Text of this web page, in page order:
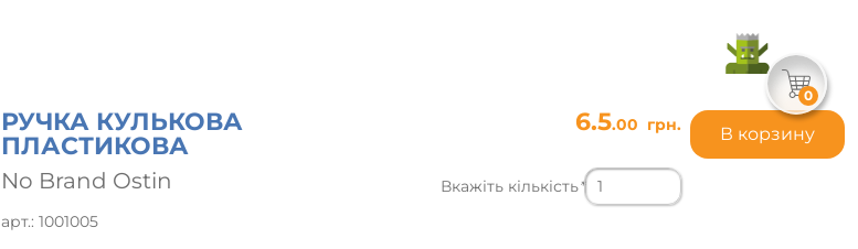
РУЧКА КУЛЬКОВА
ПЛАСТИКОВА
No Brand Ostin
арт.: 1001005
6.5.00 грн.
Вкажіть кількість*
В корзину
0